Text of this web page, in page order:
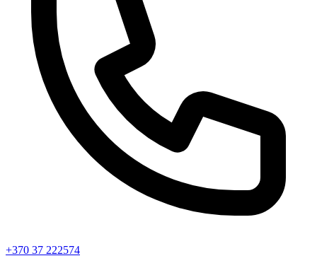
+370 37 222574